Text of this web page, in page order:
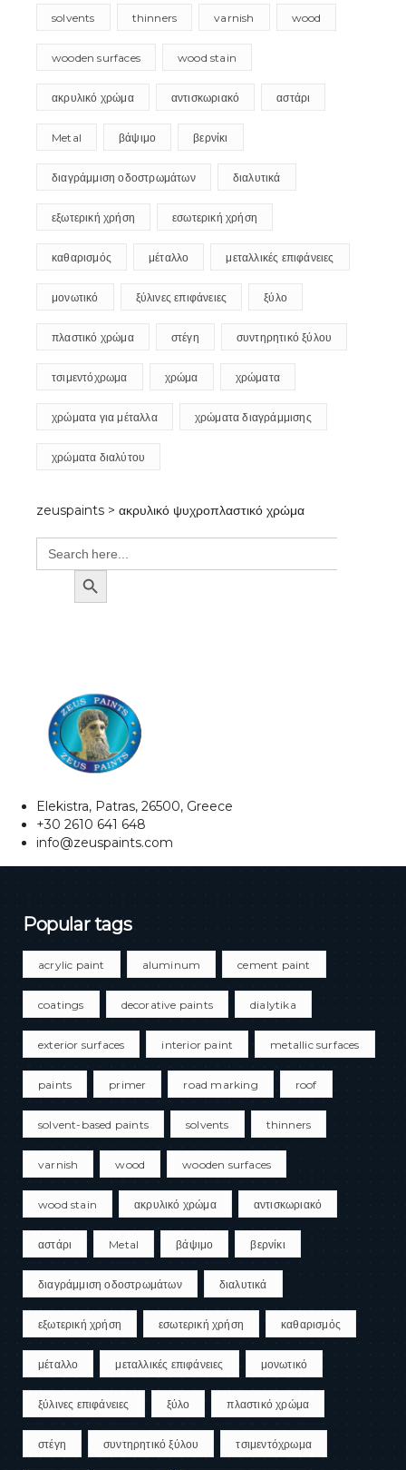
solvents thinners varnish wood
wooden surfaces wood stain
ακρυλικό χρώμα αντισκωριακό αστάρι
Metal βάψιμο βερνίκι
διαγράμμιση οδοστρωμάτων διαλυτικά
εξωτερική χρήση εσωτερική χρήση
καθαρισμός μέταλλο μεταλλικές επιφάνειες
μονωτικό ξύλινες επιφάνειες ξύλο
πλαστικό χρώμα στέγη συντηρητικό ξύλου
τσιμεντόχρωμα χρώμα χρώματα
χρώματα για μέταλλα χρώματα διαγράμμισης
χρώματα διαλύτου
zeuspaints > ακρυλικό ψυχροπλαστικό χρώμα
Search
for:
SEARCH BUTTON
Elekistra, Patras, 26500, Greece
+30 2610 641 648
info@zeuspaints.com
Popular tags
acrylic paint aluminum cement paint
coatings decorative paints dialytika
exterior surfaces interior paint metallic surfaces
paints primer road marking roof
solvent-based paints solvents thinners
varnish wood wooden surfaces
wood stain ακρυλικό χρώμα αντισκωριακό
αστάρι Metal βάψιμο βερνίκι
διαγράμμιση οδοστρωμάτων διαλυτικά
εξωτερική χρήση εσωτερική χρήση καθαρισμός
μέταλλο μεταλλικές επιφάνειες μονωτικό
ξύλινες επιφάνειες ξύλο πλαστικό χρώμα
στέγη συντηρητικό ξύλου τσιμεντόχρωμα